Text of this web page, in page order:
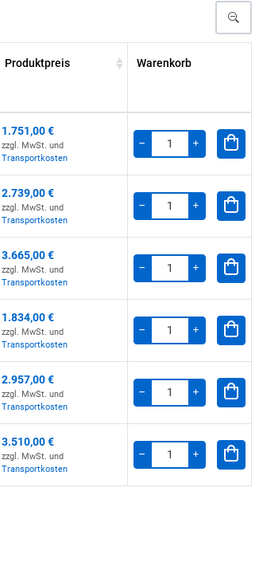
Produktpreis Warenkorb
1.751,00 €
zzgl. MwSt. und
Transportkosten
2.739,00 €
zzgl. MwSt. und
Transportkosten
3.665,00 €
zzgl. MwSt. und
Transportkosten
1.834,00 €
zzgl. MwSt. und
Transportkosten
2.957,00 €
zzgl. MwSt. und
Transportkosten
3.510,00 €
zzgl. MwSt. und
Transportkosten